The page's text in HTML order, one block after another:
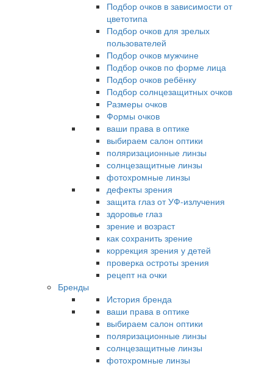
Подбор очков в зависимости от
цветотипа
Подбор очков для зрелых
пользователей
Подбор очков мужчине
Подбор очков по форме лица
Подбор очков ребёнку
Подбор солнцезащитных очков
Размеры очков
Формы очков
ваши права в оптике
выбираем салон оптики
поляризационные линзы
солнцезащитные линзы
фотохромные линзы
дефекты зрения
защита глаз от УФ-излучения
здоровье глаз
зрение и возраст
как сохранить зрение
коррекция зрения у детей
проверка остроты зрения
рецепт на очки
Бренды
История бренда
ваши права в оптике
выбираем салон оптики
поляризационные линзы
солнцезащитные линзы
фотохромные линзы